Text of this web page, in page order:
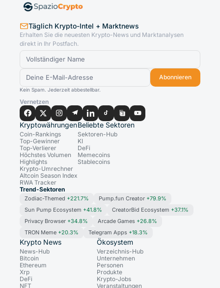
Täglich Krypto-Intel + Marktnews
Erhalten Sie die neuesten Krypto-News und Marktanalysen
direkt in Ihr Postfach.
Abonnieren
Kein Spam. Jederzeit abbestellbar.
Vernetzen
Kryptowährungen
Coin-Rankings
Top-Gewinner
Top-Verlierer
Höchstes Volumen
Highlights
Krypto-Umrechner
Altcoin Season Index
RWA Tracker
Beliebte Sektoren
Sektoren-Hub
KI
DeFi
Memecoins
Stablecoins
Trend-Sektoren
Zodiac-Themed +221.7% Pump.fun Creator +79.9%
Sun Pump Ecosystem +41.8% CreatorBid Ecosystem +37.1%
Privacy Browser +34.8% Arcade Games +26.8%
TRON Meme +20.3% Telegram Apps +18.3%
Krypto News
News-Hub
Bitcoin
Ethereum
Xrp
DeFi
NFT
Ökosystem
Verzeichnis-Hub
Unternehmen
Personen
Produkte
Krypto-Jobs
Veranstaltungen